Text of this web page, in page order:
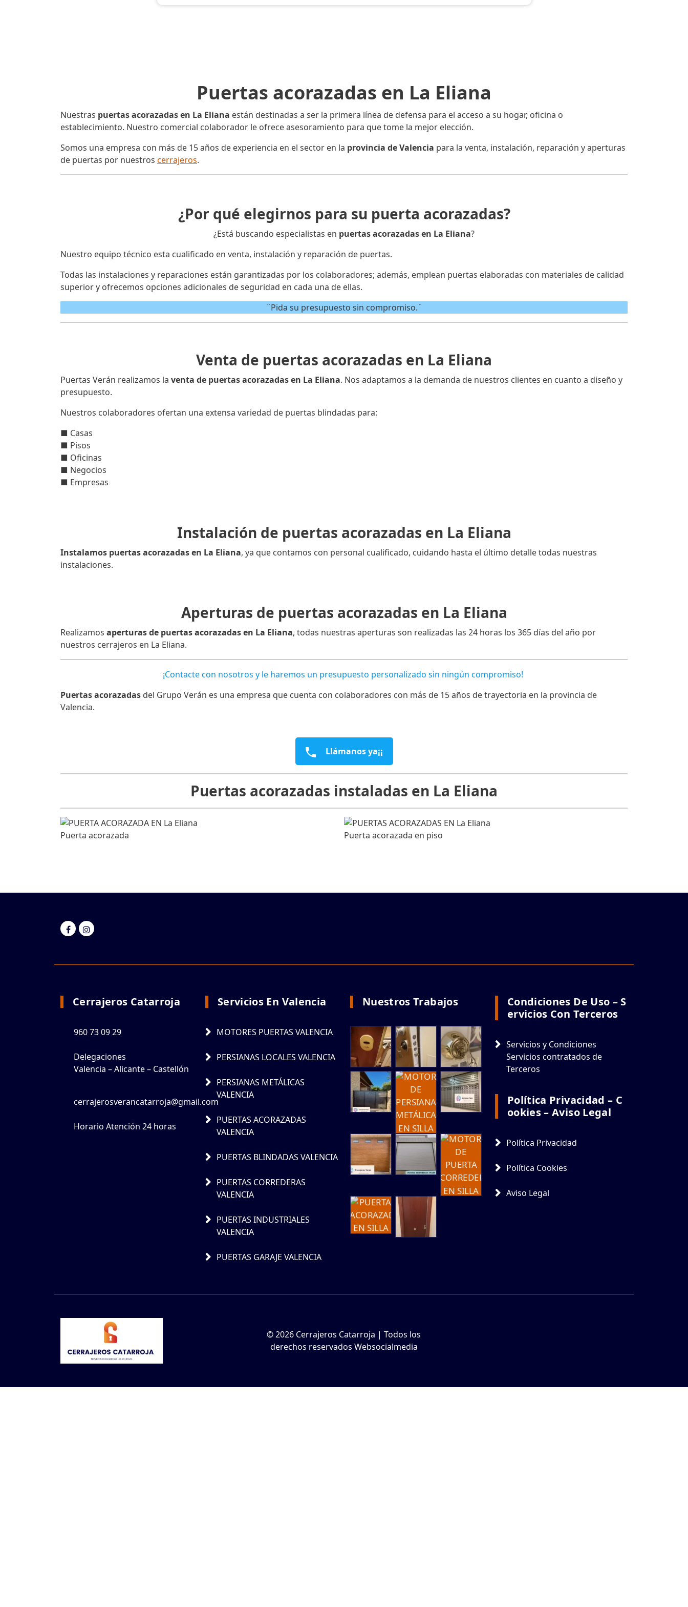
Puertas acorazadas en La Eliana
Nuestras puertas acorazadas en La Eliana están destinadas a ser la primera línea de defensa para el acceso a su hogar, oficina o
establecimiento. Nuestro comercial colaborador le ofrece asesoramiento para que tome la mejor elección.
Somos una empresa con más de 15 años de experiencia en el sector en la provincia de Valencia para la venta, instalación, reparación y aperturas
de puertas por nuestros cerrajeros.
¿Por qué elegirnos para su puerta acorazadas?
¿Está buscando especialistas en puertas acorazadas en La Eliana?
Nuestro equipo técnico esta cualificado en venta, instalación y reparación de puertas.
Todas las instalaciones y reparaciones están garantizadas por los colaboradores; además, emplean puertas elaboradas con materiales de calidad
superior y ofrecemos opciones adicionales de seguridad en cada una de ellas.
¨Pida su presupuesto sin compromiso.¨
Venta de puertas acorazadas en La Eliana
Puertas Verán realizamos la venta de puertas acorazadas en La Eliana. Nos adaptamos a la demanda de nuestros clientes en cuanto a diseño y
presupuesto.
Nuestros colaboradores ofertan una extensa variedad de puertas blindadas para:
■ Casas
■ Pisos
■ Oficinas
■ Negocios
■ Empresas
Instalación de puertas acorazadas en La Eliana
Instalamos puertas acorazadas en La Eliana, ya que contamos con personal cualificado, cuidando hasta el último detalle todas nuestras
instalaciones.
Aperturas de puertas acorazadas en La Eliana
Realizamos aperturas de puertas acorazadas en La Eliana, todas nuestras aperturas son realizadas las 24 horas los 365 días del año por
nuestros cerrajeros en La Eliana.
¡Contacte con nosotros y le haremos un presupuesto personalizado sin ningún compromiso!
Puertas acorazadas del Grupo Verán es una empresa que cuenta con colaboradores con más de 15 años de trayectoria en la provincia de
Valencia.
Llámanos ya¡¡
Puertas acorazadas instaladas en La Eliana
Puerta acorazada Puerta acorazada en piso
Cerrajeros Catarroja
960 73 09 29
Delegaciones
Valencia – Alicante – Castellón
cerrajerosverancatarroja@gmail.com
Horario Atención 24 horas
Servicios En Valencia
MOTORES PUERTAS VALENCIA
PERSIANAS LOCALES VALENCIA
PERSIANAS METÁLICAS
VALENCIA
PUERTAS ACORAZADAS
VALENCIA
PUERTAS BLINDADAS VALENCIA
PUERTAS CORREDERAS
VALENCIA
PUERTAS INDUSTRIALES
VALENCIA
PUERTAS GARAJE VALENCIA
Nuestros Trabajos
Condiciones De Uso – S
Ervicios Con Terceros
Servicios y Condiciones
Servicios contratados de
Terceros
Política Privacidad – C
Ookies – Aviso Legal
Política Privacidad
Política Cookies
Aviso Legal
© 2026 Cerrajeros Catarroja | Todos los
derechos reservados Websocialmedia